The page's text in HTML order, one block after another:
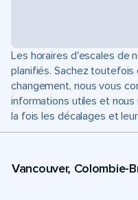
Les horaires d'escales de
planifiés. Sachez toutefois
changement, nous vous
informations utiles et
la fois les décalages et
Vancouver, Colombie-